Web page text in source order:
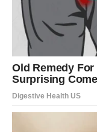
Rakovi su danas
ljudi. Možete
kolege pre nego
U poslu, dan je
vas emocije